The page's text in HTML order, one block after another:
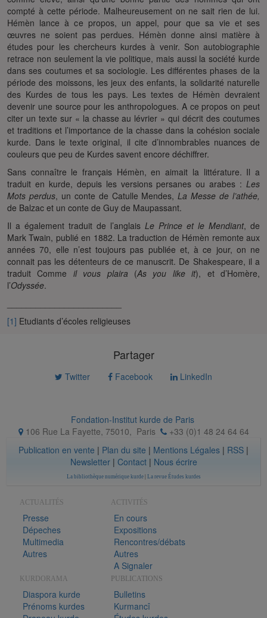
compté à cette période. Malheureusement on ne sait rien de lui.
Hémèn lance à ce propos, un appel, pour que sa vie et ses
œuvres ne soient pas perdues. Hémèn donne ainsi matière à
études pour les chercheurs kurdes à venir. Son autobiographie
retrace non seulement la vie politique, mais aussi la société kurde
dans ses coutumes et sa sociologie. Les différentes phases de la
période des moissons, les jeux des enfants, la solidarité naturelle
des Kurdes de tous les pays. Les textes de Hémèn devraient
devenir une source pour les anthropologues. A ce propos on peut
citer un texte sur « la chasse au lévrier » qui décrit des coutumes
et traditions et l’importance de la chasse dans la cohésion sociale
kurde. Dans le texte original, il cite d’innombrables nuances de
couleurs que peu de Kurdes savent encore déchiffrer.
Sans connaître le français Hémèn, en aimait la littérature. Il a
traduit en kurde, depuis les versions persanes ou arabes : Les
Mots perdus, un conte de Catulle Mendes,La Messe de l’athée,
de Balzac et un conte de Guy de Maupassant.
Il a également traduit de l’anglais Le Prince et le Mendiant, de
Mark Twain, publié en 1882. La traduction de Hémèn remonte aux
années 70, elle n’est toujours pas publiée et, à ce jour, on ne
connait pas les détenteurs de ce manuscrit. De Shakespeare, il a
traduit Comme il vous plaira (As you like it), et d’Homère,
l’Odyssée.
[1] Etudiants d’écoles religieuses
Partager
Twitter Facebook LinkedIn
Fondation-Institut kurde de Paris
106 Rue La Fayette, 75010
Paris
+33 (0)1 48 24 64 64
Publication en vente | Plan du site | Mentions Légales | RSS |
Newsletter| Contact| Nous écrire
La bibliothèque numérique kurde| La revue Études kurdes
ACTUALITÉS
Presse
Dépeches
Multimedia
Autres
ACTIVITÉS
En cours
Expositions
Rencontres/débats
Autres
A Signaler
KURDORAMA
Diaspora kurde
Prénoms kurdes
PUBLICATIONS
Bulletins
Kurmancî